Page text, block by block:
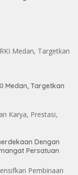
Medan, Targetkan
Dengan
Persatuan